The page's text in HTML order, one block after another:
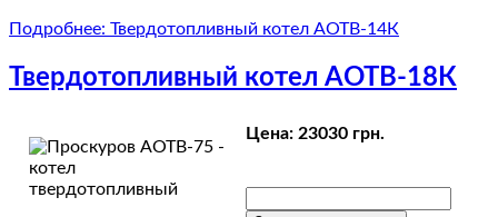
Подробнее: Твердотопливный котел АОТВ-14К
Твердотопливный котел АОТВ-18К
Цена: 23030 грн.